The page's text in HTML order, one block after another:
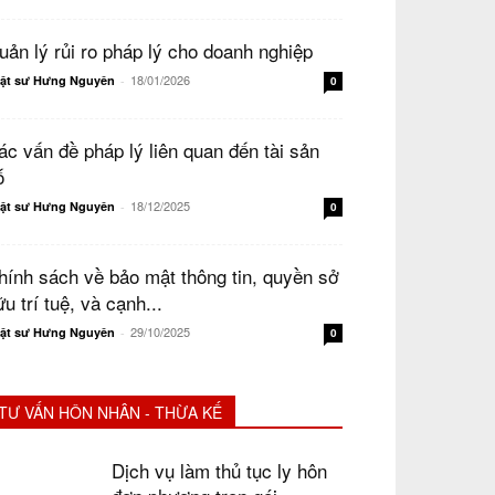
lý rủi ro pháp lý cho doanh nghiệp
sư Hưng Nguyên - 18/01/2026 0
vấn đề pháp lý liên quan đến tài sản
sư Hưng Nguyên - 18/12/2025 0
sách về bảo mật thông tin, quyền sở
trí tuệ, và cạnh...
sư Hưng Nguyên - 29/10/2025 0
VẤN HÔN NHÂN - THỪA KẾ
Dịch vụ làm thủ tục ly hôn